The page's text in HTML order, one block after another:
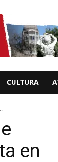
CULTURA
en